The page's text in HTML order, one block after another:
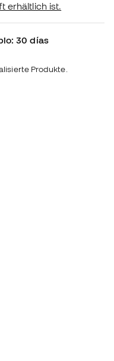
erhältlich ist.
30 días
Produkte.